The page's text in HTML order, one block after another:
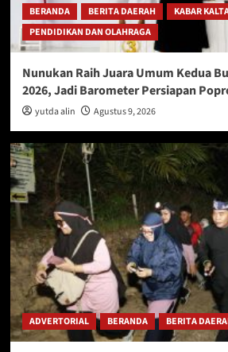
BERANDA BERITA DAERAH KABAR
PENDIDIKAN DAN OLAHRAGA
Nunukan Raih Juara Umum Kedua
2026, Jadi Barometer Persiapan
yutda alin Agustus 9, 2026
ADVERTORIAL BERANDA BERITA